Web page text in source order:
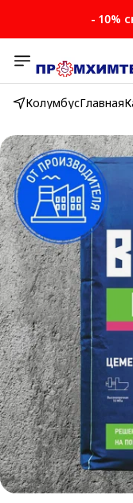
- 10%
КолумбусГлавная